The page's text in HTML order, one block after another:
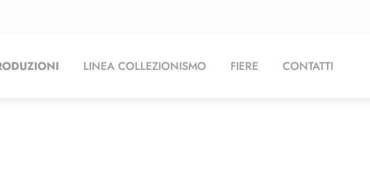
LINEA COLLEZIONISMO FIERE CONTATTI